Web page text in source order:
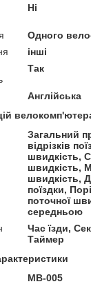
Ні
Одного
інші
Так
Англійська
Загальний
відрізків
швидкість,
швидкість,
швидкість,
поїздки,
поточної
середньою
Час їзди,
Таймер
MB-005